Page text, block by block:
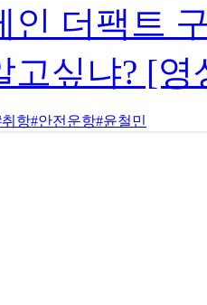
인 더팩트
고싶냐? [
취항#안전운항#윤철민